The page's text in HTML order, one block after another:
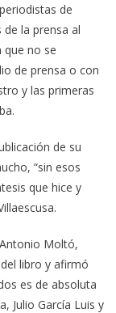
de
la prensa al
que no se
de prensa o con
y las primeras
de su
“sin esos
que hice y
Moltó,
libro y afirmó
es de absoluta
Julio García Luis y